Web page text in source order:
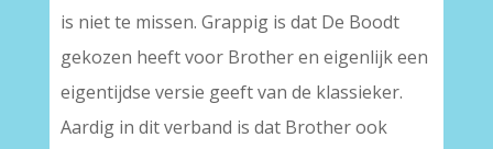
is niet te missen. Grappig is dat De Boodt
gekozen heeft voor Brother en eigenlijk een
eigentijdse versie geeft van de klassieker.
Aardig in dit verband is dat Brother ook